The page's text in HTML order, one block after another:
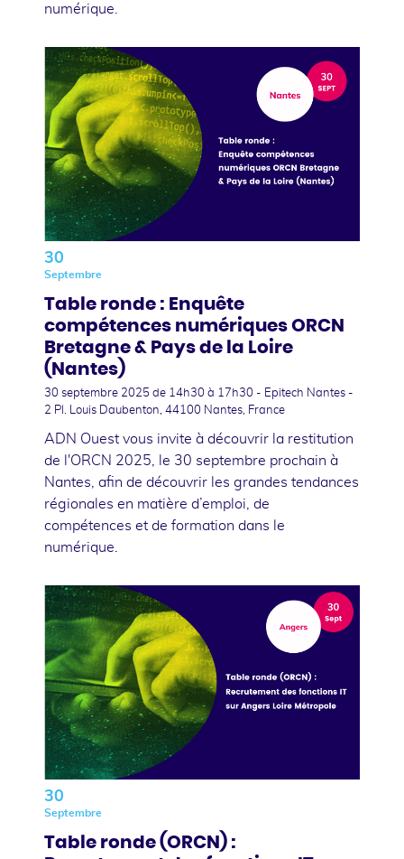
numérique.
30
Septembre
Table ronde : Enquête
compétences numériques ORCN
Bretagne & Pays de la Loire
(Nantes)
30 septembre 2025 de 14h30 à 17h30 - Epitech Nantes -
2 Pl. Louis Daubenton, 44100 Nantes, France
ADN Ouest vous invite à découvrir la restitution
de l'ORCN 2025, le 30 septembre prochain à
Nantes, afin de découvrir les grandes tendances
régionales en matière d’emploi, de
compétences et de formation dans le
numérique.
30
Septembre
Table ronde (ORCN) :